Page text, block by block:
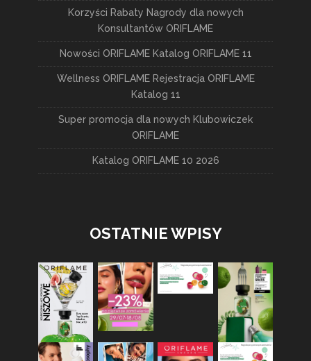
Korzyści Rabaty Nagrody dla nowych
Konsultantów ORIFLAME
Nowości ORIFLAME Katalog ORIFLAME 11
Wellness ORIFLAME Rejestracja ORIFLAME
Katalog 11
Super promocja dla nowych Klubowiczek
ORIFLAME
Katalog ORIFLAME 10 2026
OSTATNIE WPISY